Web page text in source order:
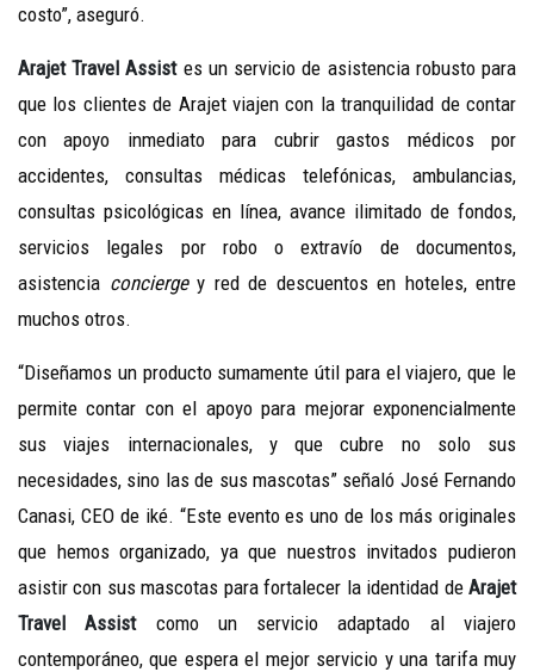
costo”, aseguró.
Arajet Travel Assistes un servicio de asistencia robusto para
que los clientes de Arajet viajen con la tranquilidad de contar
con apoyo inmediato para cubrir gastos médicos por
accidentes, consultas médicas telefónicas, ambulancias,
consultas psicológicas en línea, avance ilimitado de fondos,
servicios legales por robo o extravío de documentos,
asistencia conciergey red de descuentos en hoteles, entre
muchos otros.
“Diseñamos un producto sumamente útil para el viajero, que le
permite contar con el apoyo para mejorar exponencialmente
sus viajes internacionales, y que cubre no solo sus
necesidades, sino las de sus mascotas” señaló José Fernando
Canasi, CEO de iké. “Este evento es uno de los más originales
que hemos organizado, ya que nuestros invitados pudieron
asistir con sus mascotas para fortalecer la identidad de Arajet
Travel Assistcomo un servicio adaptado al viajero
contemporáneo, que espera el mejor servicio y una tarifa muy